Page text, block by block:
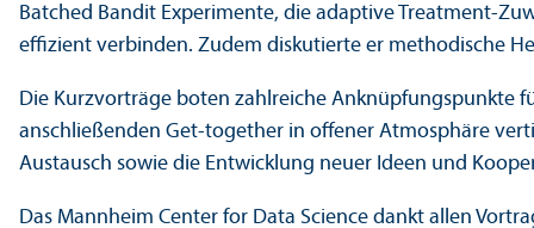
Batched Bandit Experimente, die adaptive Treatment-
effizient verbinden. Zudem diskutierte er methodische
Die Kurzvorträge boten zahlreiche Anknüpfungs­punkte
anschließenden Get-together in offener Atmosphäre
Austausch sowie die Entwicklung neuer Ideen und
Das Mannheim Center for Data Science dankt allen